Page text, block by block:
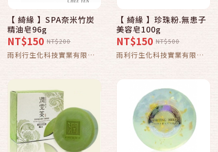
【 綺緣 】SPA奈米竹炭
精油皂96g
NT$150 NT$200
雨利行生化科技實業有限公
【 綺緣 】珍珠粉.無患子
美容皂100g
NT$150 NT$500
雨利行生化科技實業有限公